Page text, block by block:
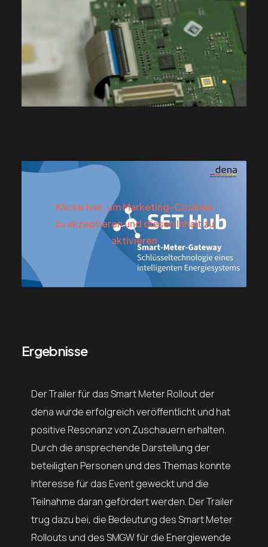
Klicke hier, um Marketing-Cookies
zu akzeptieren und diesen Inhalt zu
aktivieren
Ergebnisse
Der Trailer für das Smart Meter Rollout der
dena wurde erfolgreich veröffentlicht und hat
positive Resonanz von Zuschauern erhalten.
Durch die ansprechende Darstellung der
beteiligten Personen und des Themas konnte
Interesse für das Event geweckt und die
Teilnahme daran gefördert werden. Der Trailer
trug dazu bei, die Bedeutung des Smart Meter
Rollouts und des SMGW für die Energiewende